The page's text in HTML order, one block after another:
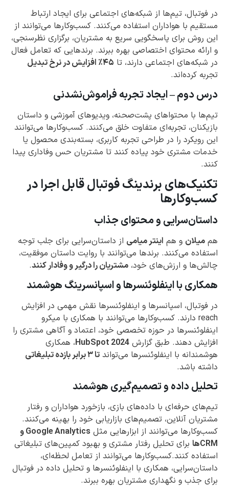
در فوتبال، تیم‌ها از شبکه‌های اجتماعی برای ایجاد ارتباط
مستقیم با هواداران استفاده می‌کنند. کسب‌وکارها می‌توانند از
این روش برای پاسخگویی سریع به مشتریان، برگزاری نظرسنجی،
و ارائه محتوای اختصاصی بهره ببرند. برندهایی که تعامل فعال
در شبکه‌های اجتماعی دارند، تا ۴۵٪ افزایش در نرخ تبدیل
تجربه کرده‌اند.
درس دوم – ایجاد تجربه فراموش‌نشدنی
تیم‌ها با محتواهای پشت‌صحنه، ویدیوهای آموزشی و داستان
بازیکنان، تجربه‌ای متفاوت خلق می‌کنند. کسب‌وکارها می‌توانند
این رویکرد را در طراحی تجربه کاربری، بسته‌بندی محصول یا
خدمات مشتری خود پیاده کنند تا مشتریان حس وفاداری پیدا
کنند.
تکنیک‌های برندینگ فوتبال قابل اجرا در
کسب‌وکارها
داستان‌سرایی و محتوای جذاب
هم میلان و هم اینتر میامی از داستان‌سرایی برای جلب توجه
استفاده می‌کنند. برندها می‌توانند با روایت داستان موفقیت،
چالش‌ها و ارزش‌های خود، مشتریان را درگیر و وفادار کنند.
همکاری با اینفلوئنسرها و اسپانسرینگ هوشمند
در فوتبال، اسپانسرها و اینفلوئنسرها نقش مهمی در افزایش
reach دارند. کسب‌وکارها می‌توانند با همکاری با میکرو
اینفلوئنسرها در حوزه تخصصی خود، اعتماد و آگاهی مشتری را
افزایش دهند. طبق گزارش HubSpot 2024، همکاری
هوشمندانه با اینفلوئنسرها می‌تواند تا ۳ برابر بازده تبلیغاتی
داشته باشد.
تحلیل داده و تصمیم‌گیری هوشمند
تیم‌های حرفه‌ای با داده‌های بازی، بازخورد هواداران و رفتار
مشتریان آنلاین، تصمیم‌های بازاریابی خود را بهینه می‌کنند.
کسب‌وکارها می‌توانند از ابزارهایی مثل
Google Analytics و
CRMها
برای تحلیل رفتار مشتری و بهبود کمپین‌های تبلیغاتی
استفاده کنند.کسب‌وکارها می‌توانند از تعامل لحظه‌ای،
داستان‌سرایی، همکاری با اینفلوئنسرها و تحلیل داده در فوتبال
برای جذب و نگهداری مشتریان بهره ببرند.